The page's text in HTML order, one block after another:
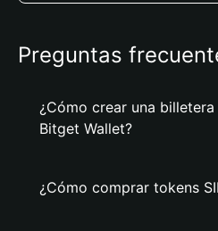
Preguntas
¿Cómo crear una billetera
Bitget Wallet?
¿Cómo comprar tokens